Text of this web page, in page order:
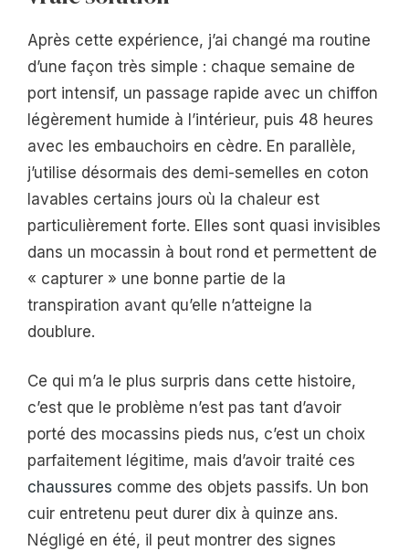
Après cette expérience, j’ai changé ma routine
d’une façon très simple : chaque semaine de
port intensif, un passage rapide avec un chiffon
légèrement humide à l’intérieur, puis 48 heures
avec les embauchoirs en cèdre. En parallèle,
j’utilise désormais des demi-semelles en coton
lavables certains jours où la chaleur est
particulièrement forte. Elles sont quasi invisibles
dans un mocassin à bout rond et permettent de
« capturer » une bonne partie de la
transpiration avant qu’elle n’atteigne la
doublure.
Ce qui m’a le plus surpris dans cette histoire,
c’est que le problème n’est pas tant d’avoir
porté des mocassins pieds nus, c’est un choix
parfaitement légitime, mais d’avoir traité ces
chaussures comme des objets passifs. Un bon
cuir entretenu peut durer dix à quinze ans.
Négligé en été, il peut montrer des signes